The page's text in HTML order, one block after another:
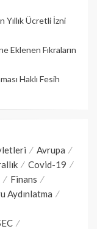
Yıllık Üc­retli İzni
Eklenen Fıkraların
Haklı Fesih
Avrupa
Covid-19
Finans
Aydınlatma